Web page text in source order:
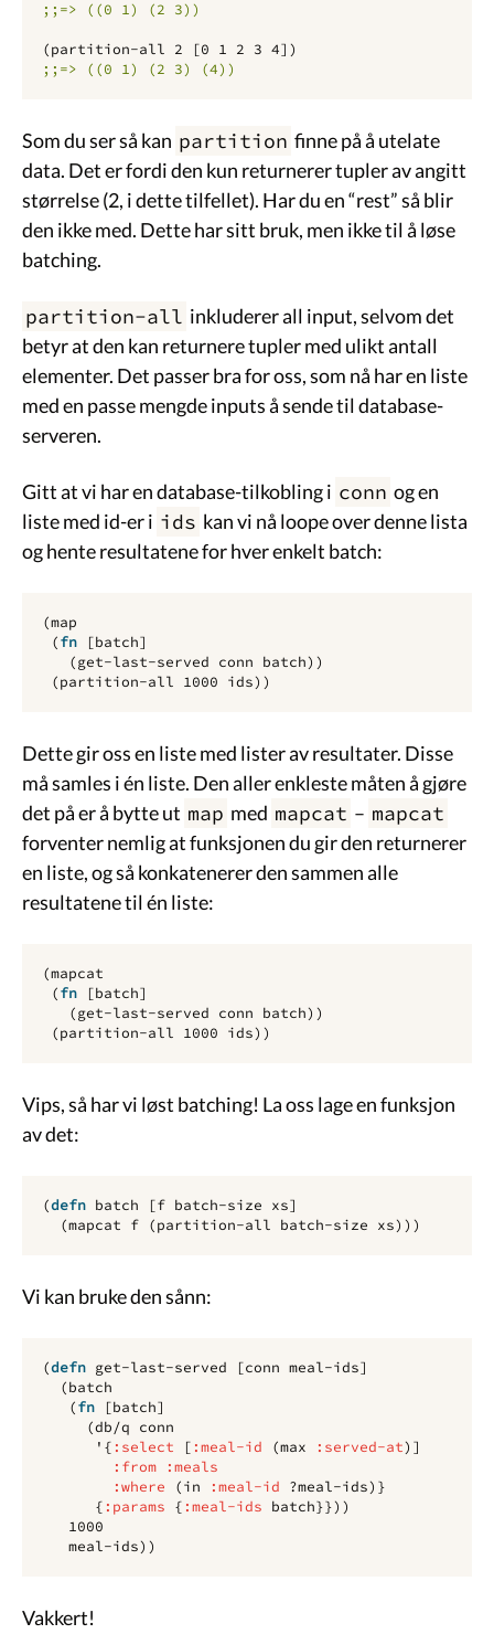
;;=> ((0 1) (2 3))
( partition-all 2 [0 1 2 3 4])
;;=> ((0 1) (2 3) (4))
Som du ser så kan partition finne på å utelate
data. Det er fordi den kun returnerer tupler av angitt
størrelse (2, i dette tilfellet). Har du en “rest” så blir
den ikke med. Dette har sitt bruk, men ikke til å løse
batching.
partition-all inkluderer all input, selvom det
betyr at den kan returnere tupler med ulikt antall
elementer. Det passer bra for oss, som nå har en liste
med en passe mengde inputs å sende til database-
serveren.
Gitt at vi har en database-tilkobling i conn og en
liste med id-er i ids kan vi nå loope over denne lista
og hente resultatene for hver enkelt batch:
(map
( fn [batch]
( get-last-served conn batch))
( partition-all 1000 ids))
Dette gir oss en liste med lister av resultater. Disse
må samles i én liste. Den aller enkleste måten å gjøre
det på er å bytte ut map med mapcat – mapcat
forventer nemlig at funksjonen du gir den returnerer
en liste, og så konkatenerer den sammen alle
resultatene til én liste:
(mapcat
( fn [batch]
( get-last-served conn batch))
( partition-all 1000 ids))
Vips, så har vi løst batching! La oss lage en funksjon
av det:
(defn batch [f batch-size xs]
(mapcat f ( partition-all batch-size xs)))
Vi kan bruke den sånn:
(defn get-last-served [conn meal-ids]
( batch
( fn [batch]
(db/q
conn
' { :select [ :meal-id (max :served-at)]
:from
:meals
:where
( in :meal-id ?meal-ids)}
{ :params { :meal-ids batch}}))
1000
meal-ids))
Vakkert!